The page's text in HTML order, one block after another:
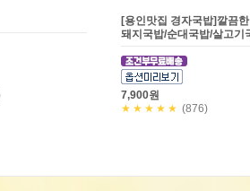
탄불고기 2종
만! 5,800원
[배꼽집]수요미식회 한우
37,900원
★★★★★ (229)